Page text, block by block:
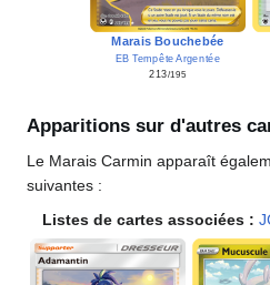
Marais Bouchebée
EB Tempête Argentée
213/195
Apparitions sur d'autres
Le Marais Carmin apparaît
suivantes :
Listes de cartes associées :